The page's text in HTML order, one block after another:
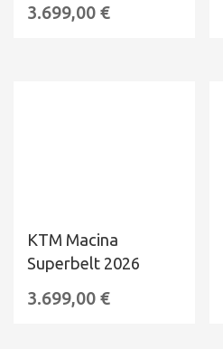
3.699,00 €
KTM Macina
Superbelt 2026
3.699,00 €